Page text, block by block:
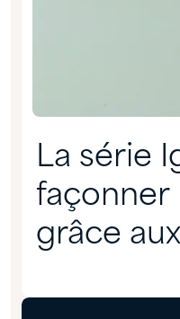
La série
façonner
grâce